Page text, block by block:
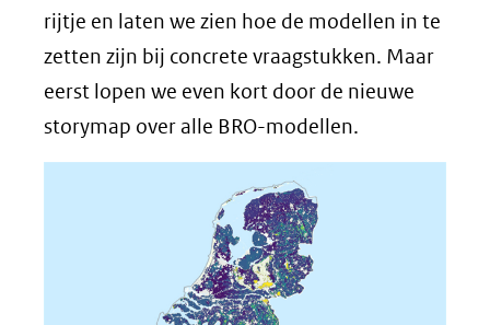
rijtje en laten we zien hoe de modellen in te
zetten zijn bij concrete vraagstukken. Maar
eerst lopen we even kort door de nieuwe
storymap over alle BRO-modellen.